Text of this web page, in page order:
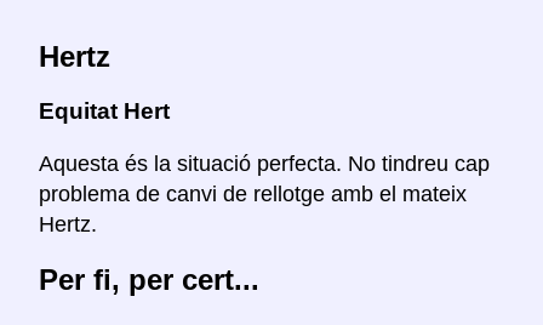
Hertz
Equitat Hert
Aquesta és la situació perfecta. No tindreu cap
problema de canvi de rellotge amb el mateix
Hertz.
Per fi, per cert...